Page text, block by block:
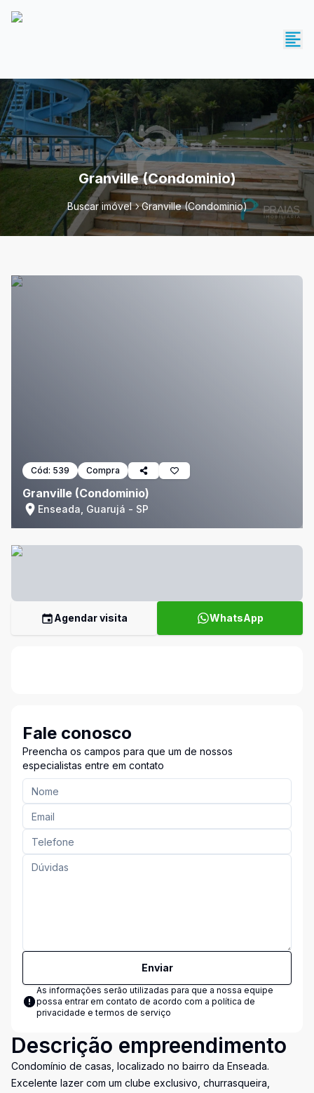
Granville (Condominio)
Buscar imóvel Granville (Condominio)
Cód: 539 Compra
Granville (Condominio)
Enseada, Guarujá - SP
Agendar visita WhatsApp
Fale conosco
Preencha os campos para que um de nossos
especialistas entre em contato
Enviar
As informações serão utilizadas para que a nossa equipe
possa entrar em contato de acordo com a política de
privacidade e termos de serviço
Descrição empreendimento
Condomínio de casas, localizado no bairro da Enseada.
Excelente lazer com um clube exclusivo, churrasqueira,